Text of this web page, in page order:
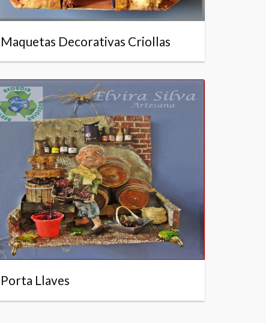
Maquetas Decorativas Criollas
Porta Llaves